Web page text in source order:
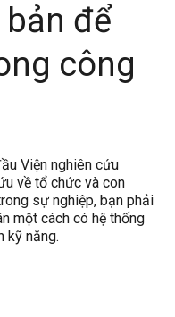
để
công
Viện nghiên cứu
về tổ chức và con
sự nghiệp, bạn phải
một cách có hệ thống
kỹ năng.